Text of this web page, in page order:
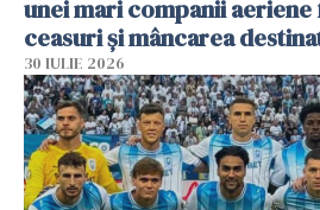
unei mari companii
ceasuri și mâncarea
30 IULIE 2026